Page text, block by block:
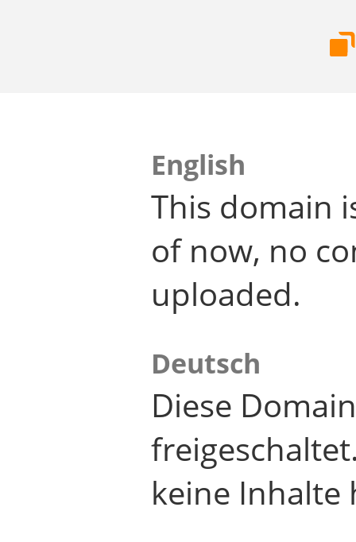
English
This domain
of now, no
uploaded.
Deutsch
Diese
keine Inhalte